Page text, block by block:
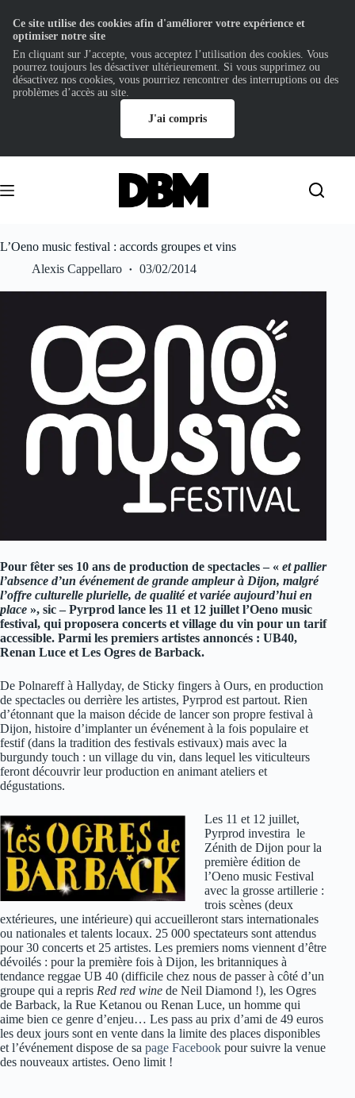
contenu
L’Oeno music festival : accords groupes et vins
Alexis Cappellaro
03/02/2014
Pour fêter ses 10 ans de production de spectacles – « etpallier
l’absence d’un événement de grande ampleur à Dijon, malgré
l’offre culturelle plurielle, de qualité et variée aujourd’hui en
place », sic – Pyrprod lance les 11 et 12 juillet l’Oeno music
festival, qui proposera concerts et village du vin pour un tarif
accessible. Parmi les premiers artistes annoncés : UB40,
Renan Luce et Les Ogres de Barback.
De Polnareff à Hallyday, de Sticky fingers à Ours, en production
de spectacles ou derrière les artistes, Pyrprod est partout. Rien
d’étonnant que la maison décide de lancer son propre festival à
Dijon, histoire d’implanter un événement à la fois populaire et
festif (dans la tradition des festivals estivaux) mais avec la
burgundy touch : un village du vin, dans lequel les viticulteurs
feront découvrir leur production en animant ateliers et
dégustations.
Les 11 et 12 juillet,
Pyrprod investira le
Zénith de Dijon pour la
première édition de
l’Oeno music Festival
avec la grosse artillerie :
trois scènes (deux
extérieures, une intérieure) qui accueilleront stars internationales
ou nationales et talents locaux. 25 000 spectateurs sont attendus
pour 30 concerts et 25 artistes. Les premiers noms viennent d’être
dévoilés : pour la première fois à Dijon, les britanniques à
tendance reggae UB 40 (difficile chez nous de passer à côté d’un
groupe qui a repris Red red wine de Neil Diamond !), les Ogres
de Barback, la Rue Ketanou ou Renan Luce, un homme qui
aime bien ce genre d’enjeu… Les pass au prix d’ami de 49 euros
les deux jours sont en vente dans la limite des places disponibles
et l’événement dispose de sa page Facebook pour suivre la venue
des nouveaux artistes. Oeno limit !
Ce site utilise des cookies afin d'améliorer votre expérience et
optimiser notre site
En cliquant sur J’accepte, vous acceptez l’utilisation des cookies. Vous
pourrez toujours les désactiver ultérieurement. Si vous supprimez ou
désactivez nos cookies, vous pourriez rencontrer des interruptions ou des
problèmes d’accès au site.
J'ai compris